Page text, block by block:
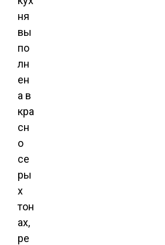
ня
вы
по
лн
ен
а в
кра
сн
о
се
ры
х
тон
ах,
ре